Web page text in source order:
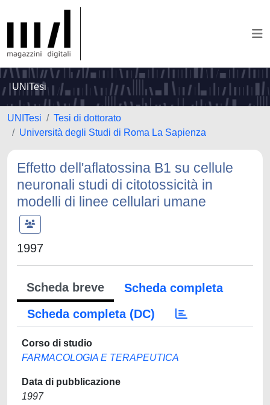
UNITesi
UNITesi
Tesi di dottorato
Università degli Studi di Roma La Sapienza
Effetto dell'aflatossina B1 su cellule
neuronali studi di citotossicità in
modelli di linee cellulari umane
1997
Scheda breve
Scheda completa
Scheda completa (DC)
Corso di studio
FARMACOLOGIA E TERAPEUTICA
Data di pubblicazione
1997